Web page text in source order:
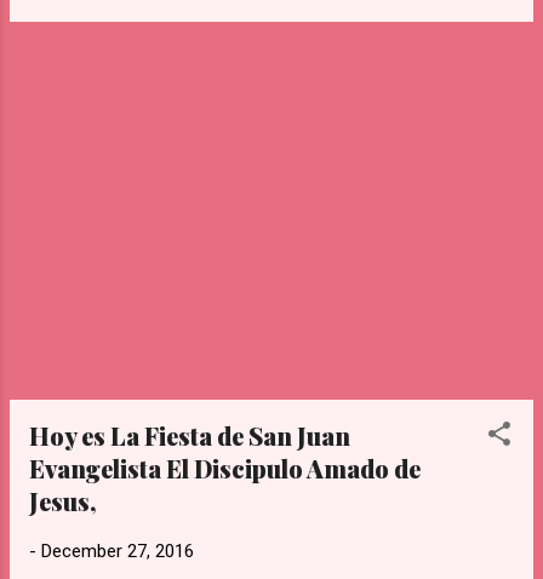
habían dicho los pastores. María, por su
Hoy es La Fiesta de San Juan
Evangelista El Discipulo Amado de
Jesus,
- December 27, 2016